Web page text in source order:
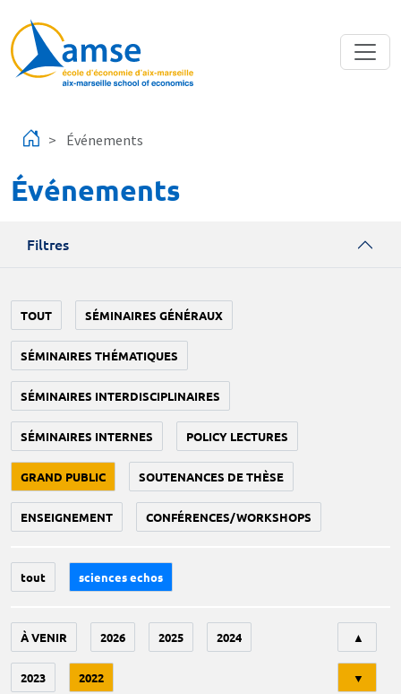
Événements
Événements
Filtres
TOUT SÉMINAIRES GÉNÉRAUX
SÉMINAIRES THÉMATIQUES
SÉMINAIRES INTERDISCIPLINAIRES
SÉMINAIRES INTERNES POLICY LECTURES
GRAND PUBLIC SOUTENANCES DE THÈSE
ENSEIGNEMENT CONFÉRENCES/WORKSHOPS
tout sciences echos
À VENIR 2026 2025 2024
2023 2022
▲
▼